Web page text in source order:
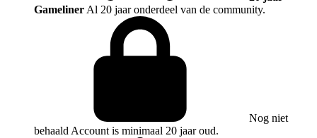
Gameliner Al 20 jaar onderdeel van de community.
Nog niet
behaald Account is minimaal 20 jaar oud.